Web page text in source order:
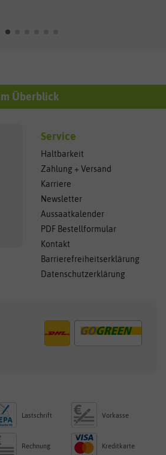
Überblick
Service
Haltbarkeit
Zahlung + Versand
Karriere
Newsletter
Aussaatkalender
PDF Bestellformular
Kontakt
Barrierefreiheitserklärung
Datenschutzerklärung
Lastschrift Vorkasse
Rechnung Kreditkarte